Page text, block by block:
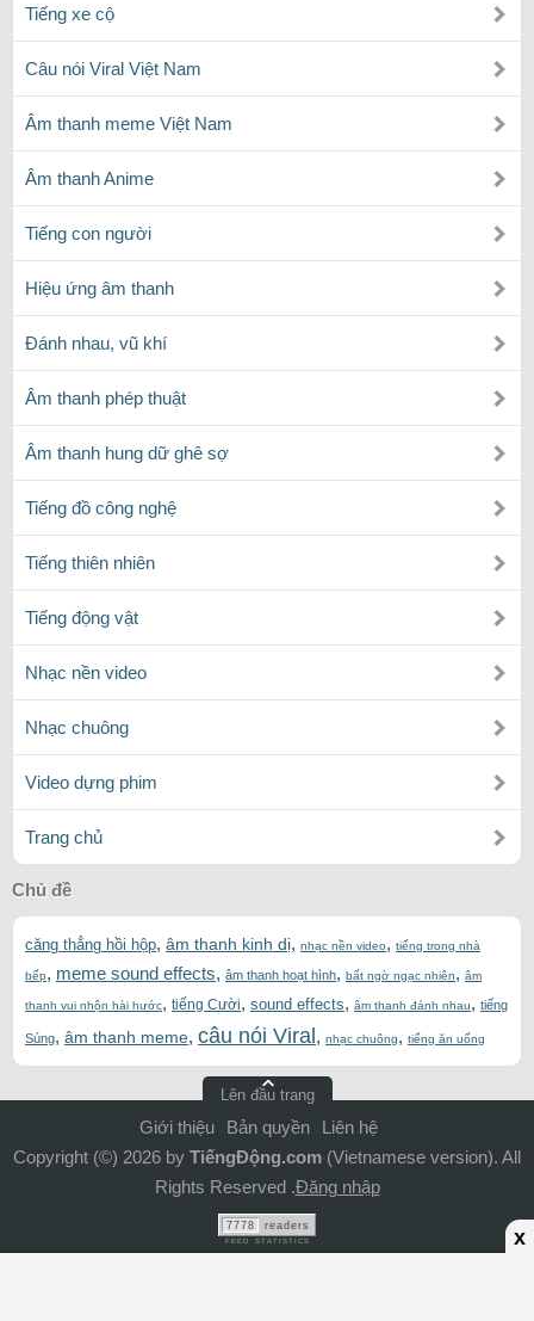
Tiếng xe cộ
Câu nói Viral Việt Nam
Âm thanh meme Việt Nam
Âm thanh Anime
Tiếng con người
Hiệu ứng âm thanh
Đánh nhau, vũ khí
Âm thanh phép thuật
Âm thanh hung dữ ghê sợ
Tiếng đồ công nghệ
Tiếng thiên nhiên
Tiếng động vật
Nhạc nền video
Nhạc chuông
Video dựng phim
Trang chủ
Chủ đề
căng thẳng hồi hộp, âm thanh kinh dị, nhạc nền video, tiếng trong nhà
bếp, meme sound effects, âm thanh hoạt hình, bất ngờ ngạc nhiên, âm
thanh vui nhộn hài hước, tiếng Cười, sound effects, âm thanh đánh nhau, tiếng
Súng, âm thanh meme, câu nói Viral, nhạc chuông, tiếng ăn uống
Lên đầu trang
Giới thiệu Bản quyền
Liên hệ
Copyright (©) 2026 by TiếngĐộng.com (Vietnamese version). All
Rights Reserved .Đăng nhập
7778 readers
FEED STATISTICS x